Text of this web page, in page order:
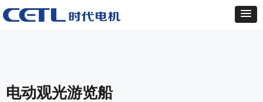
电动观光游览船